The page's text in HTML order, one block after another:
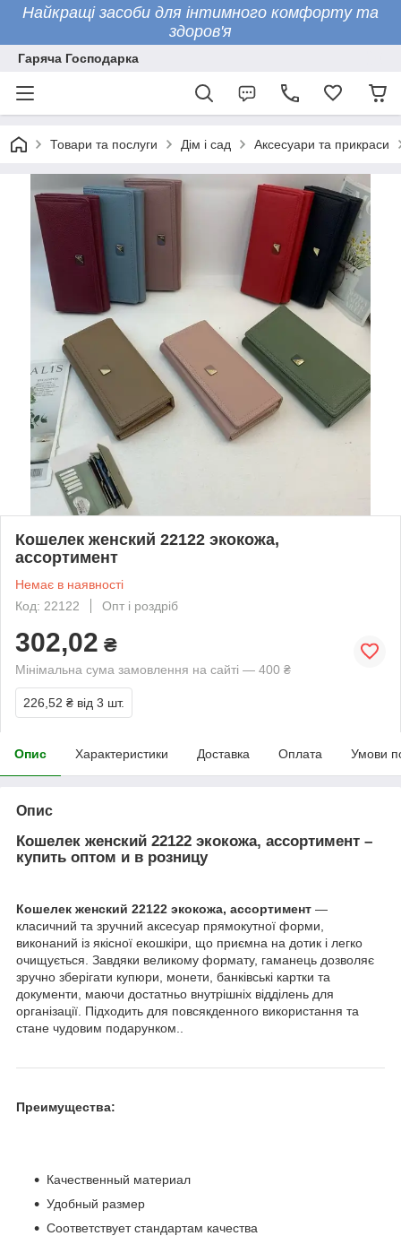
Найкращі засоби для інтимного комфорту та
здоров'я
Гаряча Господарка
Товари та послуги Дім і сад Аксесуари та прикраси
Кошелек женский 22122 экокожа,
ассортимент
Немає в наявності
Код: 22122
Опт і роздріб
302,02 ₴
Мінімальна сума замовлення на сайті — 400 ₴
226,52 ₴ від 3 шт.
Опис Характеристики Доставка Оплата Умови
Опис
Кошелек женский 22122 экокожа, ассортимент –
купить оптом и в розницу
Кошелек женский 22122 экокожа, ассортимент —
класичний та зручний аксесуар прямокутної форми,
виконаний із якісної екошкіри, що приємна на дотик і легко
очищується. Завдяки великому формату, гаманець дозволяє
зручно зберігати купюри, монети, банківські картки та
документи, маючи достатньо внутрішніх відділень для
організації. Підходить для повсякденного використання та
стане чудовим подарунком..
Преимущества:
Качественный материал
Удобный размер
Соответствует стандартам качества